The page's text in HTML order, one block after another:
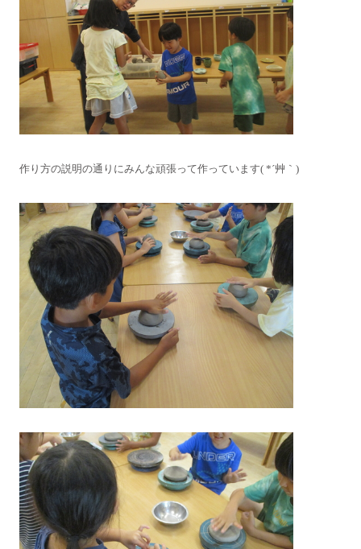
作り方の説明の通りにみんな頑張って作っています( *´艸｀)